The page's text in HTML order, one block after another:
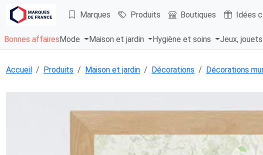
Marques Produits Boutiques Idées
Bonnes affaires Mode Maison et jardin Hygiène et soins Jeux,
Accueil Produits Maison et jardin Décorations Décorations